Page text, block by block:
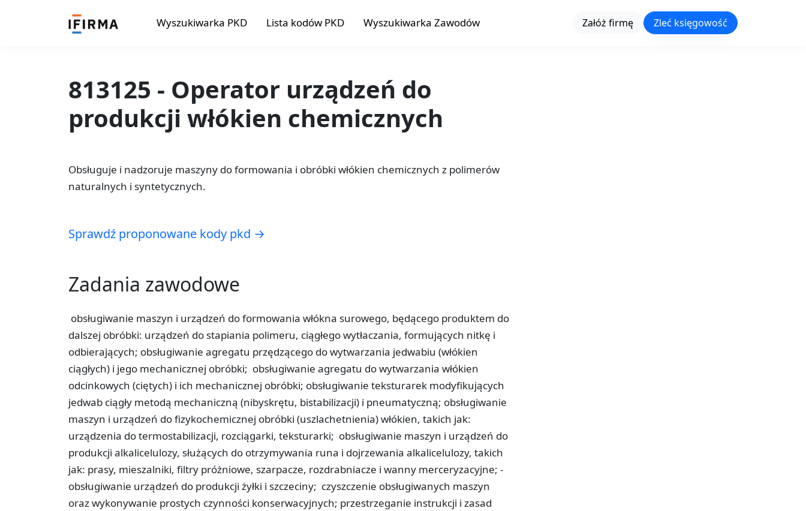
Wyszukiwarka PKD Lista kodów PKD Wyszukiwarka Zawodów Załóż firmę Zleć księgowość
813125 - Operator urządzeń do
produkcji włókien chemicznych
Obsługuje i nadzoruje maszyny do formowania i obróbki włókien chemicznych z polimerów
naturalnych i syntetycznych.
Sprawdź proponowane kody pkd →
Zadania zawodowe
­
obsługiwanie maszyn i urządzeń do formowania włókna surowego, będącego produktem do
dalszej obróbki: urządzeń do stapiania polimeru, ciągłego wytłaczania, formujących nitkę i
odbierających;­ obsługiwanie agregatu przędzącego do wytwarzania jedwabiu (włókien
ciągłych) i jego mechanicznej obróbki; ­ obsługiwanie agregatu do wytwarzania włókien
odcinkowych (ciętych) i ich mechanicznej obróbki;­ obsługiwanie teksturarek modyfikujących
jedwab ciągły metodą mechaniczną (nibyskrętu, bistabilizacji) i pneumatyczną;­ obsługiwanie
maszyn i urządzeń do fizykochemicznej obróbki (uszlachetnienia) włókien, takich jak:
urządzenia do termostabilizacji, rozciągarki, teksturarki; ­ obsługiwanie maszyn i urządzeń do
produkcji alkalicelulozy, służących do otrzymywania runa i dojrzewania alkalicelulozy, takich
jak: prasy, mieszalniki, filtry próżniowe, szarpacze, rozdrabniacze i wanny merceryzacyjne; ­
obsługiwanie urządzeń do produkcji żyłki i szczeciny; ­ czyszczenie obsługiwanych maszyn
oraz wykonywanie prostych czynności konserwacyjnych; przestrzeganie instrukcji i zasad